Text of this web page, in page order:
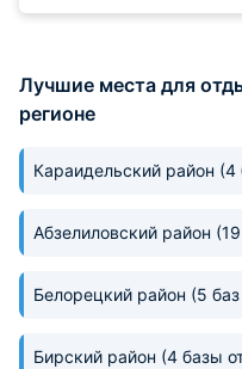
Лучшие места для
регионе
Караидельский район (4
Абзелиловский район
Белорецкий район (5
Бирский район (4 базы